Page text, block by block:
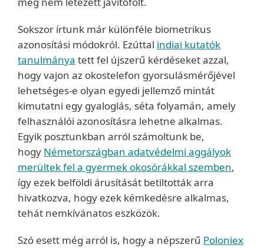
Sokszor írtunk már különféle biometrikus
azonosítási módokról. Ezúttal indiai kutatók
tanulmánya tett fel újszerű kérdéseket azzal,
hogy vajon az okostelefon gyorsulásmérőjével
lehetséges-e olyan egyedi jellemző mintát
kimutatni egy gyaloglás, séta folyamán, amely
felhasználói azonosításra lehetne alkalmas.
Egyik posztunkban arról számoltunk be,
hogy Németországban adatvédelmi aggályok
merültek fel a gyermek okosórákkal szemben,
így ezek belföldi árusítását betiltották arra
hivatkozva, hogy ezek kémkedésre alkalmas,
tehát nemkívánatos eszközök.
Szó esett még arról is, hogy a népszerű Poloniex